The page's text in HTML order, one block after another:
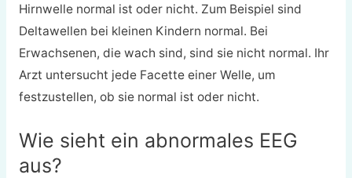
Hirnwelle normal ist oder nicht. Zum Beispiel sind
Deltawellen bei kleinen Kindern normal. Bei
Erwachsenen, die wach sind, sind sie nicht normal. Ihr
Arzt untersucht jede Facette einer Welle, um
festzustellen, ob sie normal ist oder nicht.
Wie sieht ein abnormales EEG
aus?